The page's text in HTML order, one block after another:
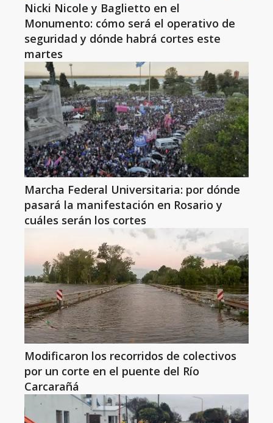
Nicki Nicole y Baglietto en el
Monumento: cómo será el operativo de
seguridad y dónde habrá cortes este
martes
Marcha Federal Universitaria: por dónde
pasará la manifestación en Rosario y
cuáles serán los cortes
Modificaron los recorridos de colectivos
por un corte en el puente del Río
Carcarañá